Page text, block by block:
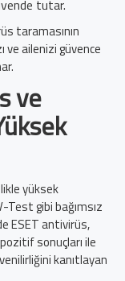
tutar.
taramasının
ve ailenizi güvence
ve
yüksek
gibi bağımsız
ESET antivirüs,
sonuçları ile
kanıtlayan